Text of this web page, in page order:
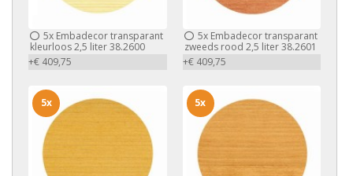
5x Embadecor transparant
kleurloos 2,5 liter 38.2600
+€ 409,75
5xEmbadecor transparant
zweeds rood 2,5 liter 38.2601
+€ 409,75
5x 5x